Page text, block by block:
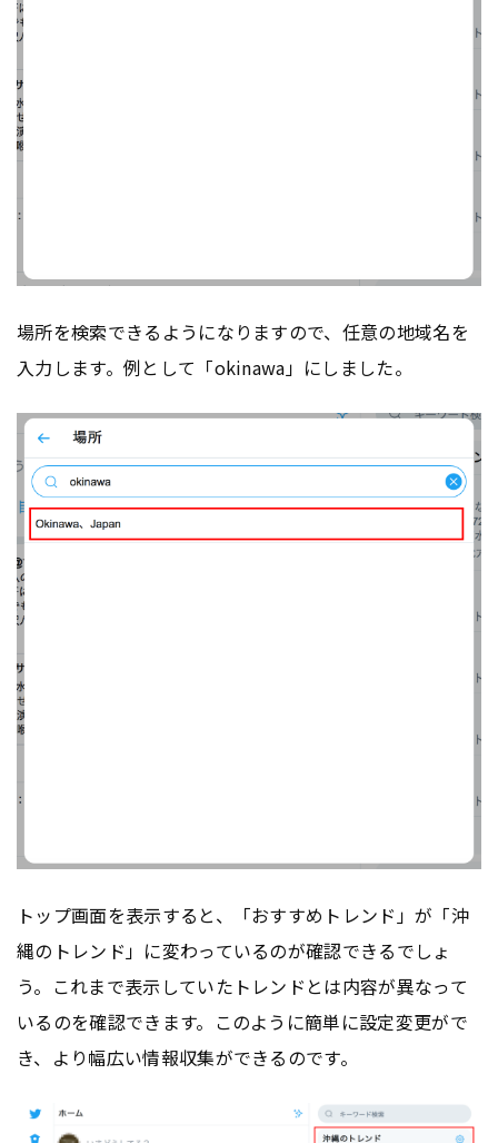
場所を検索できるようになりますので、任意の地域名を
入力します。例として「okinawa」にしました。
トップ画面を表示すると、「おすすめトレンド」が「沖
縄のトレンド」に変わっているのが確認できるでしょ
う。これまで表示していたトレンドとは内容が異なって
いるのを確認できます。このように簡単に設定変更がで
き、より幅広い情報収集ができるのです。